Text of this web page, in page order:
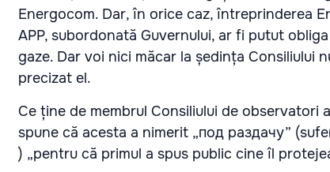
Energocom. Dar, în orice caz, întreprinderea
APP, subordonată Guvernului, ar fi putut
gaze. Dar voi nici măcar la ședința Consiliului
precizat el.
Ce ține de membrul Consiliului de observatori
spune că acesta a nimerit „под раздачу”
) „pentru că primul a spus public cine îl